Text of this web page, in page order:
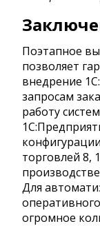
Поэтапное
позволяет
внедрение
запросам
работу
торговлей 8,
Для
огромное